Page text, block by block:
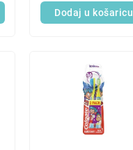
Dodaj u košaricu